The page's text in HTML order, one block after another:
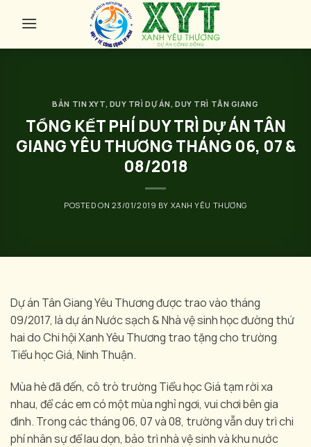
BẢN TIN XYT, DUY TRÌ DỰ ÁN ,DUY TRÌ TÂN GIANG
TỔNG KẾT PHÍ DUY TRÌ DỰ ÁN TÂN
GIANG YÊU THƯƠNG THÁNG 06, 07 &
08/2018
POSTED ON 23/01/2019 BY XANH YÊU THƯƠNG
Dự án Tân Giang Yêu Thương được trao vào tháng
09/2017, là dự án Nước sạch & Nhà vệ sinh học đường thứ
hai do Chi hội Xanh Yêu Thương trao tặng cho trường
Tiểu học Giá, Ninh Thuận.
Mùa hè đã đến, cô trò trường Tiểu học Giá tạm rời xa
nhau, để các em có một mùa nghỉ ngơi, vui chơi bên gia
đình. Trong các tháng 06, 07 và 08, trường vẫn duy trì chi
phí nhân sự để lau dọn, bảo trì nhà vệ sinh và khu nước